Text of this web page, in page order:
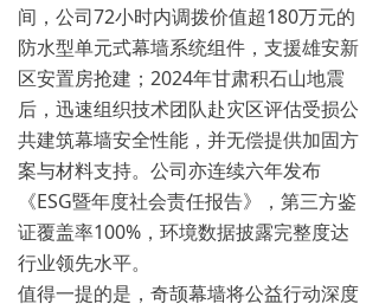
间，公司72小时内调拨价值超180万元的
防水型单元式幕墙系统组件，支援雄安新
区安置房抢建；2024年甘肃积石山地震
后，迅速组织技术团队赴灾区评估受损公
共建筑幕墙安全性能，并无偿提供加固方
案与材料支持。公司亦连续六年发布
《ESG暨年度社会责任报告》，第三方鉴
证覆盖率100%，环境数据披露完整度达
行业领先水平。
值得一提的是，奇颉幕墙将公益行动深度